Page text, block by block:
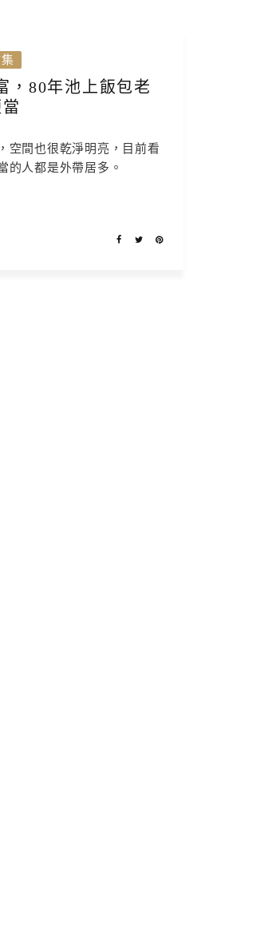
，80年池上飯包老
空間也很乾淨明亮，目前看
的人都是外帶居多。